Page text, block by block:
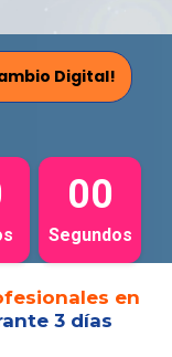
Digital!
00
Segundos
en
3 días